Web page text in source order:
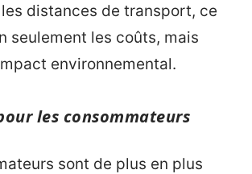
distances de transport, ce
seulement les coûts, mais
environnemental.
les consommateurs
sont de plus en plus